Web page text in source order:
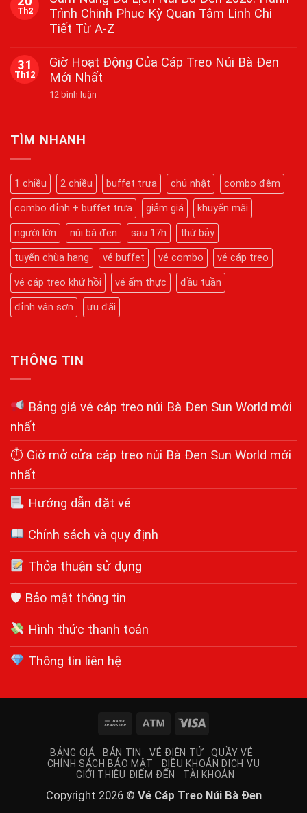
Ninh
2026
Giêng
Hành
Hương
Thiêng,
Nguyện
Cầu
Mãn
luận
ở
Lịch
Hoa
Tầm
Cao
Tại
Dịp
Tết
Th2
Trình Chinh Phục Kỳ Quan Tâm Linh Chi
Tiết Từ A-Z
có
bình
luận
Cẩm
Núi
Bà
Hành
Trình
Chinh
Phục
Kỳ
Quan
Tâm
Linh
Chi
Tiết
Từ
A-
31
Th12
Giờ Hoạt Động Của Cáp Treo Núi Bà Đen
Mới Nhất
12 bình luận
Bà
Đen
Mới
Nhất
TÌM NHANH
1 chiều 2 chiều buffet trưa chủ nhật
combo đêm
combo đỉnh + buffet trưa
giảm giá
khuyến mãi
người lớn
núi bà đen sau 17h
thứ bảy
tuyến chùa hang
vé buffet vé combo
vé cáp treo
vé cáp treo khứ hồi
vé ẩm thực
đầu tuần
đỉnh vân sơn
ưu đãi
THÔNG TIN
Bảng giá vé cáp treo núi Bà Đen Sun World mới
nhất
⏱ Giờ mở cửa cáp treo núi Bà Đen Sun World mới
nhất
Hướng dẫn đặt vé
Chính sách và quy định
Thỏa thuận sử dụng
🛡 Bảo mật thông tin
Hình thức thanh toán
Thông tin liên hệ
Bank
Atm Visa
BẢNG GIÁ BẢN TIN VÉ ĐIỆN TỬ
QUẦY VÉ
CHÍNH SÁCH BẢO MẬT
ĐIỀU KHOẢN DỊCH VỤ
GIỚI THIỆU ĐIỂM ĐẾN
TÀI KHOẢN
Copyright 2026 © Vé Cáp Treo Núi Bà Đen